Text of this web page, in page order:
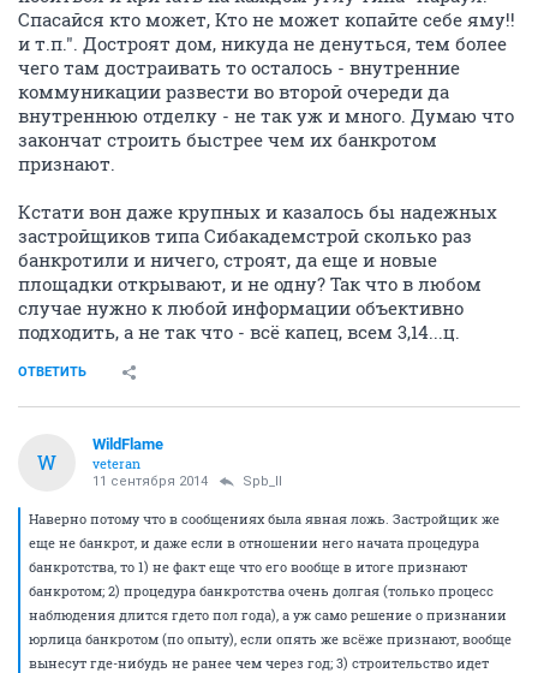
Спасайся кто может, Кто не может копайте себе яму!!
и т.п.". Достроят дом, никуда не денуться, тем более
чего там достраивать то осталось - внутренние
коммуникации развести во второй очереди да
внутреннюю отделку - не так уж и много. Думаю что
закончат строить быстрее чем их банкротом
признают.
Кстати вон даже крупных и казалось бы надежных
застройщиков типа Сибакадемстрой сколько раз
банкротили и ничего, строят, да еще и новые
площадки открывают, и не одну? Так что в любом
случае нужно к любой информации объективно
подходить, а не так что - всё капец, всем 3,14...ц.
ОТВЕТИТЬ
W
WildFlame
veteran
11 сентября 2014 Spb_ll
Наверно потому что в сообщениях была явная ложь. Застройщик же
еще не банкрот, и даже если в отношении него начата процедура
банкротства, то 1) не факт еще что его вообще в итоге признают
банкротом; 2) процедура банкротства очень долгая (только процесс
наблюдения длится гдето пол года), а уж само решение о признании
юрлица банкротом (по опыту), если опять же всёже признают, вообще
вынесут где-нибудь не ранее чем через год; 3) строительство идет